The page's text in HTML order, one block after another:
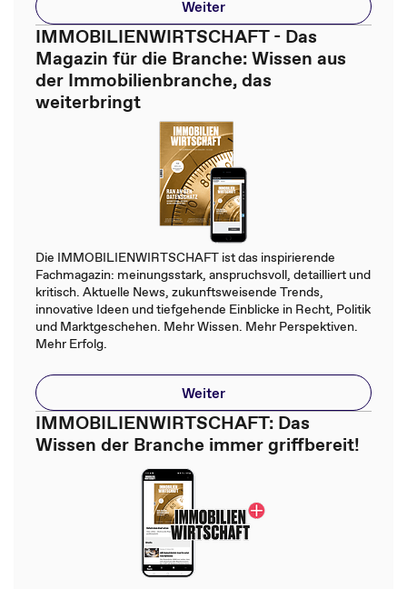
Weiter
IMMOBILIENWIRTSCHAFT - Das
Magazin für die Branche: Wissen aus
der Immobilienbranche, das
weiterbringt
Die IMMOBILIENWIRTSCHAFT ist das inspirierende
Fachmagazin: meinungsstark, anspruchsvoll, detailliert und
kritisch. Aktuelle News, zukunftsweisende Trends,
innovative Ideen und tiefgehende Einblicke in Recht, Politik
und Marktgeschehen. Mehr Wissen. Mehr Perspektiven.
Mehr Erfolg.
Weiter
IMMOBILIENWIRTSCHAFT: Das
Wissen der Branche immer griffbereit!